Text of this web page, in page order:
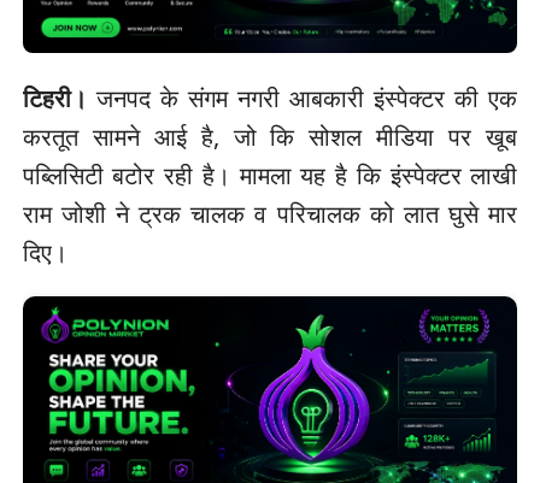
टिहरी। जनपद के संगम नगरी आबकारी इंस्पेक्टर की एक
करतूत सामने आई है, जो कि सोशल मीडिया पर खूब
पब्लिसिटी बटोर रही है। मामला यह है कि इंस्पेक्टर लाखी
राम जोशी ने ट्रक चालक व परिचालक को लात घुसे मार
दिए।